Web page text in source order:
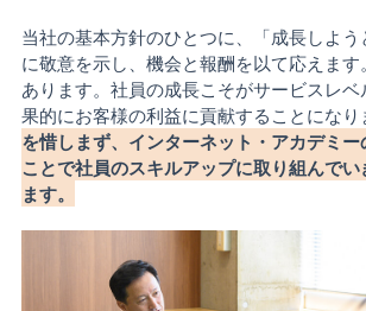
当社の基本方針のひとつに、「成長しよ
に敬意を示し、機会と報酬を以て応えま
あります。社員の成長こそがサービスレ
果的にお客様の利益に貢献することになり
を惜しまず、インターネット・アカデミ
ことで社員のスキルアップに取り組んで
ます。